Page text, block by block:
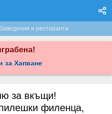
Заведения и ресторанти
за Хапване
за вкъщи!
филенца,